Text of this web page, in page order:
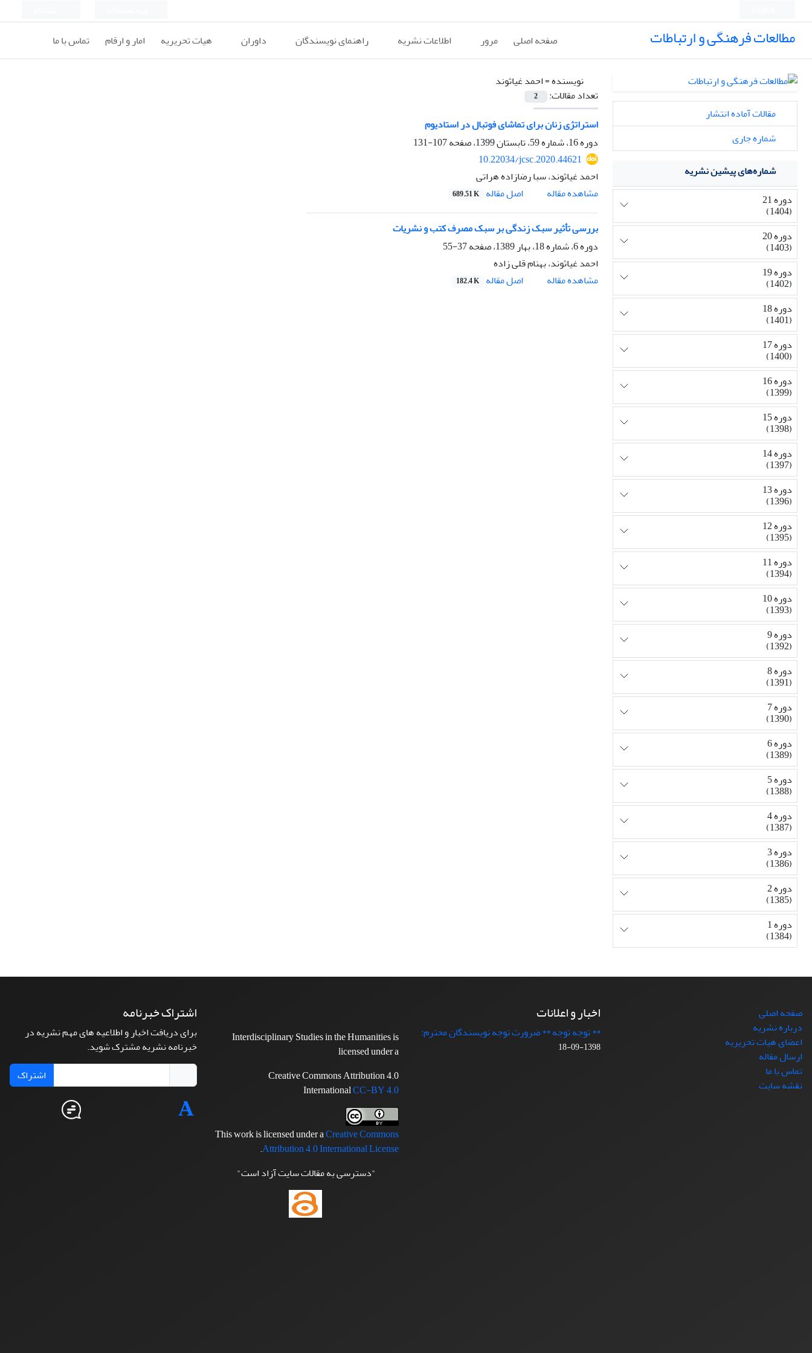
مطالعات فرهنگی و ارتباطات صفحه اصلی مرور اطلاعات نشریه راهنمای نویسندگان داوران هیات تحریریه امار و ارقام تماس با ما
نویسنده =احمد غیاثوند
تعداد مقالات:
2
استراتژی زنان برای تماشای فوتبال در استادیوم
دوره 16، شماره 59، تابستان 1399، صفحه
107-131
10.22034/jcsc.2020.44621
احمد غیاثوند، سبا رضازاده هراتی
مشاهده مقاله
اصل مقاله 689.51 K
بررسی تأثیر سبک زندگی بر سبک مصرف کتب و نشریات
دوره 6، شماره 18، بهار 1389، صفحه
37-55
احمد غیاثوند، بهنام قلی زاده
مشاهده مقاله
اصل مقاله 182.4 K
مقالات آماده انتشار
شماره جاری
شماره‌های پیشین نشریه
دوره 21
(1404)
دوره 20
(1403)
دوره 19
(1402)
دوره 18
(1401)
دوره 17
(1400)
دوره 16
(1399)
دوره 15
(1398)
دوره 14
(1397)
دوره 13
(1396)
دوره 12
(1395)
دوره 11
(1394)
دوره 10
(1393)
دوره 9
(1392)
دوره 8
(1391)
دوره 7
(1390)
دوره 6
(1389)
دوره 5
(1388)
دوره 4
(1387)
دوره 3
(1386)
دوره 2
(1385)
دوره 1
(1384)
صفحه اصلی
درباره نشریه
اعضای هیات تحریریه
ارسال مقاله
تماس با ما
نقشه سایت
اخبار و اعلانات
** توجه توجه ** ضرورت توجه نویسندگان محترم:
1398-09-18
Interdisciplinary Studies in the Humanities is
licensed under a
Creative Commons Attribution 4.0
InternationalCC-BY 4.0
This work is licensed under aCreative Commons
Attribution 4.0 International License
.
"دسترسی به مقالات سایت آزاد است"
اشتراک خبرنامه
برای دریافت اخبار و اطلاعیه های مهم نشریه در
خبرنامه نشریه مشترک شوید.
اشتراک